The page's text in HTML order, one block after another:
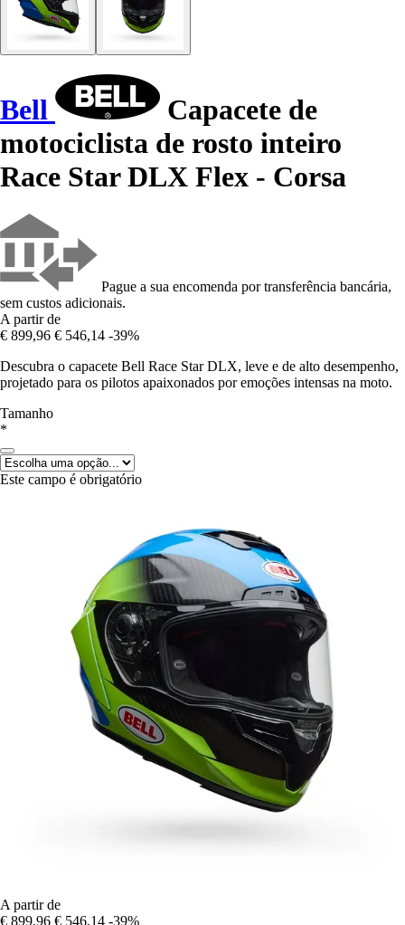
Bell
Capacete de
motociclista de rosto inteiro
Race Star DLX Flex - Corsa
Pague a sua encomenda por transferência bancária,
sem custos adicionais.
A partir de
€ 899,96 € 546,14 -39%
Descubra o capacete Bell Race Star DLX, leve e de alto desempenho,
projetado para os pilotos apaixonados por emoções intensas na moto.
Tamanho
*
Este campo é obrigatório
A partir de
€ 899,96 € 546,14 -39%